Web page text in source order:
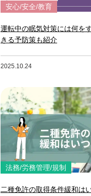
安心/安全/教育
運転中の眠気対策には何を
きる予防策も紹介
2025.10.24
法務/労務管理/規制
二種免許の取得条件緩和は